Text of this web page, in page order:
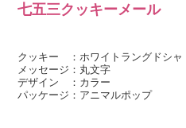
七五三クッキーメール
クッキー ：ホワイトラングドシャ
メッセージ：丸文字
デザイン ：カラー
パッケージ：アニマルポップ